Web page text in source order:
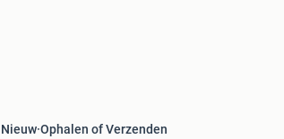
Nieuw Ophalen of Verzenden